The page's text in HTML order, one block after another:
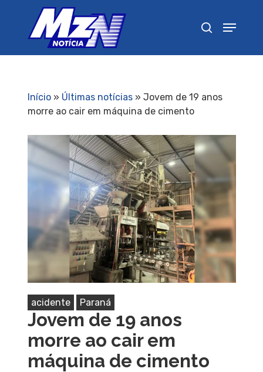
Início» Últimas notícias» Jovem de 19 anos
morre ao cair em máquina de cimento
acidente Paraná
Jovem de 19 anos
morre ao cair em
máquina de cimento